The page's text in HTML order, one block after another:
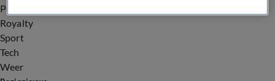
Politiek
Royalty
Sport
Tech
Weer